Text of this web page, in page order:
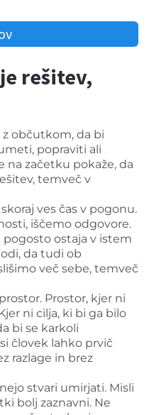
rešitev,
občutkom, da bi
popraviti ali
na začetku pokaže, da
temveč v
ves čas v pogonu.
iščemo odgovore.
pogosto ostaja v istem
da tudi ob
več sebe, temveč
Prostor, kjer ni
ni cilja, ki bi ga bilo
bi se karkoli
človek lahko prvič
razlage in brez
stvari umirjati. Misli
bolj zaznavni. Ne